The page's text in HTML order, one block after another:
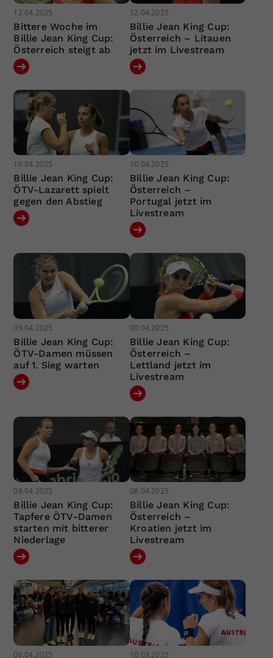
12.04.2025
Bittere Woche im
Billie Jean King Cup:
Österreich steigt ab
12.04.2025
Billie Jean King Cup:
Österreich – Litauen
jetzt im Livestream
10.04.2025
Billie Jean King Cup:
ÖTV-Lazarett spielt
gegen den Abstieg
10.04.2025
Billie Jean King Cup:
Österreich –
Portugal jetzt im
Livestream
09.04.2025
Billie Jean King Cup:
ÖTV-Damen müssen
auf 1. Sieg warten
09.04.2025
Billie Jean King Cup:
Österreich –
Lettland jetzt im
Livestream
08.04.2025
Billie Jean King Cup:
Tapfere ÖTV-Damen
starten mit bitterer
Niederlage
08.04.2025
Billie Jean King Cup:
Österreich –
Kroatien jetzt im
Livestream
06.04.2025 10.03.2025